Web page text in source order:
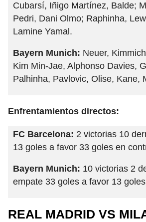
Cubarsí, Iñigo Martínez, Balde;
Pedri, Dani Olmo; Raphinha,
Lamine Yamal.
Bayern Munich: Neuer,
Kim Min-Jae, Alphonso Davies,
Palhinha, Pavlovic, Olise, Kane,
Enfrentamientos directos:
FC Barcelona: 2 victorias 10
13 goles a favor 33 goles en
Bayern Munich: 10 victorias 2
empate 33 goles a favor 13
REAL MADRID VS